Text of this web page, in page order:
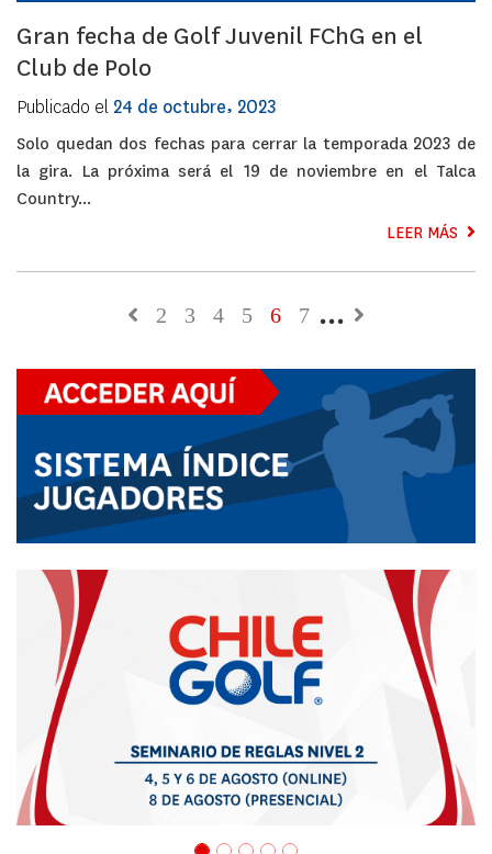
Gran fecha de Golf Juvenil FChG en el
Club de Polo
Publicado el 24 de octubre, 2023
Solo quedan dos fechas para cerrar la temporada 2023 de
la gira. La próxima será el 19 de noviembre en el Talca
Country...
LEER MÁS
2 3 4 5 6 7